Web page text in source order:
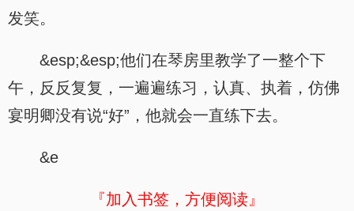
发笑。
&esp;&esp;他们在琴房里教学了一整个下
午，反反复复，一遍遍练习，认真、执着，仿佛
宴明卿没有说“好”，他就会一直练下去。
&e
『加入书签，方便阅读』